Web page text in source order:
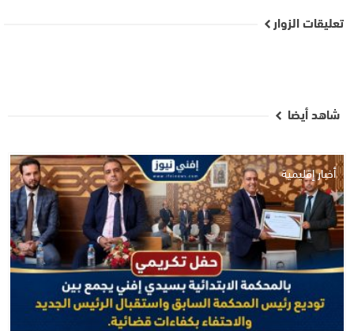
تعليقات الزوار
شاهد أيضا
أخبار إقليمية